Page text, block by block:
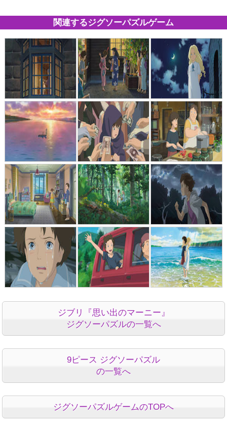
関連するジグソーパズルゲーム
ジブリ『思い出のマーニー』
ジグソーパズルの一覧へ
9ピース ジグソーパズル
の一覧へ
ジグソーパズルゲームのTOPへ